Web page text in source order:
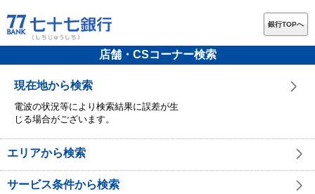
銀行TOPへ
店舗・CSコーナー検索
現在地から検索
電波の状況等により検索結果に誤差が生
じる場合がございます。
エリアから検索
サービス条件から検索